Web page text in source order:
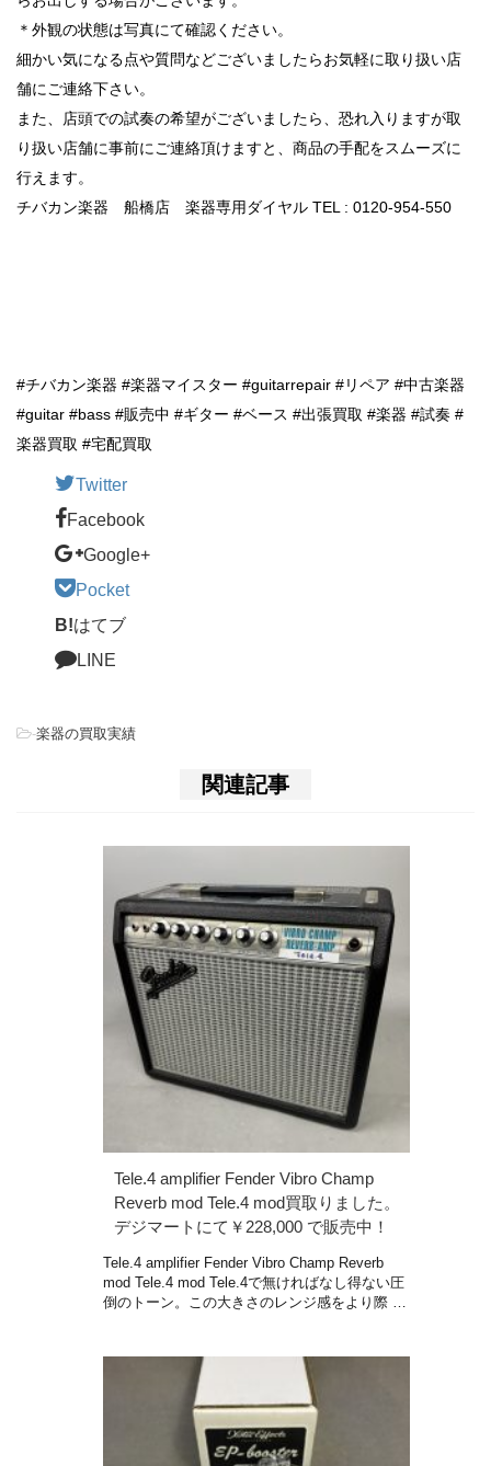
＊外観の状態は写真にて確認ください。
細かい気になる点や質問などございましたらお気軽に取り扱い店
舗にご連絡下さい。
また、店頭での試奏の希望がございましたら、恐れ入りますが取
り扱い店舗に事前にご連絡頂けますと、商品の手配をスムーズに
行えます。
チバカン楽器 船橋店 楽器専用ダイヤル TEL : 0120-954-550
#チバカン楽器 #楽器マイスター #guitarrepair #リペア #中古楽器
#guitar #bass #販売中 #ギター #ベース #出張買取 #楽器 #試奏 #
楽器買取 #宅配買取
Twitter
Facebook
Google+
Pocket
B!はてブ
LINE
-楽器の買取実績
関連記事
Tele.4 amplifier Fender Vibro Champ
Reverb mod Tele.4 mod買取りました。
デジマートにて￥228,000 で販売中！
Tele.4 amplifier Fender Vibro Champ Reverb
mod Tele.4 mod Tele.4で無ければなし得ない圧
倒のトーン。この大きさのレンジ感をより際 …